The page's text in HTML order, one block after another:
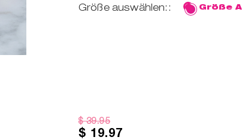
Größe auswählen:: Größe A
$ 39.95
$ 19.97